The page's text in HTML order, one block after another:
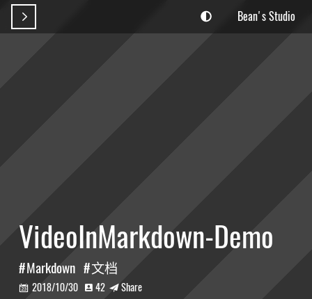
 Bean's Studio
VideoInMarkdown-Demo
Markdown 文档
 2018/10/30  42  Share